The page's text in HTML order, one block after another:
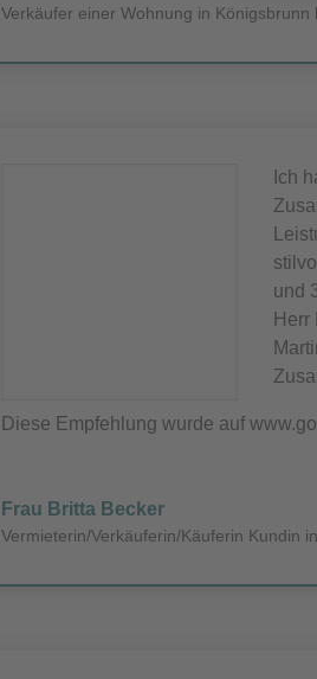
Verkäufer einer Wohnung in Königsbrunn
Ich
und
Herr
Diese Empfehlung wurde auf
Frau Britta Becker
Vermieterin/Verkäuferin/Käuferin Kundin